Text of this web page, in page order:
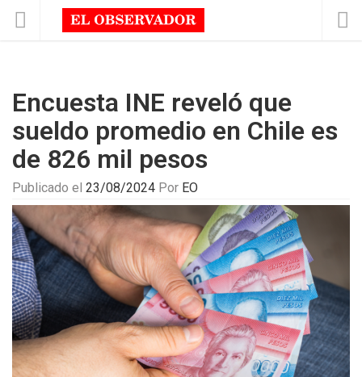
Encuesta INE reveló que
sueldo promedio en Chile es
de 826 mil pesos
Publicado el 23/08/2024 Por EO